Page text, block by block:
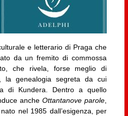
e letterario di Praga che
da un fremito di commossa
che rivela, forse meglio di
la genealogia segreta da cui
di Kundera. Dentro a quello
ancheOttantanove parole
nel 1985 dall’esigenza, per